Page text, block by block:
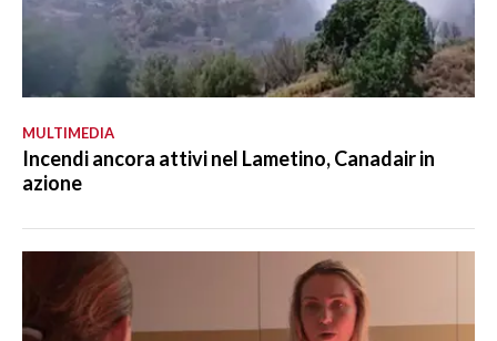
MULTIMEDIA
Incendi ancora attivi nel Lametino, Canadair in
azione